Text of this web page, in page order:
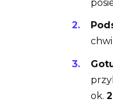
ok.